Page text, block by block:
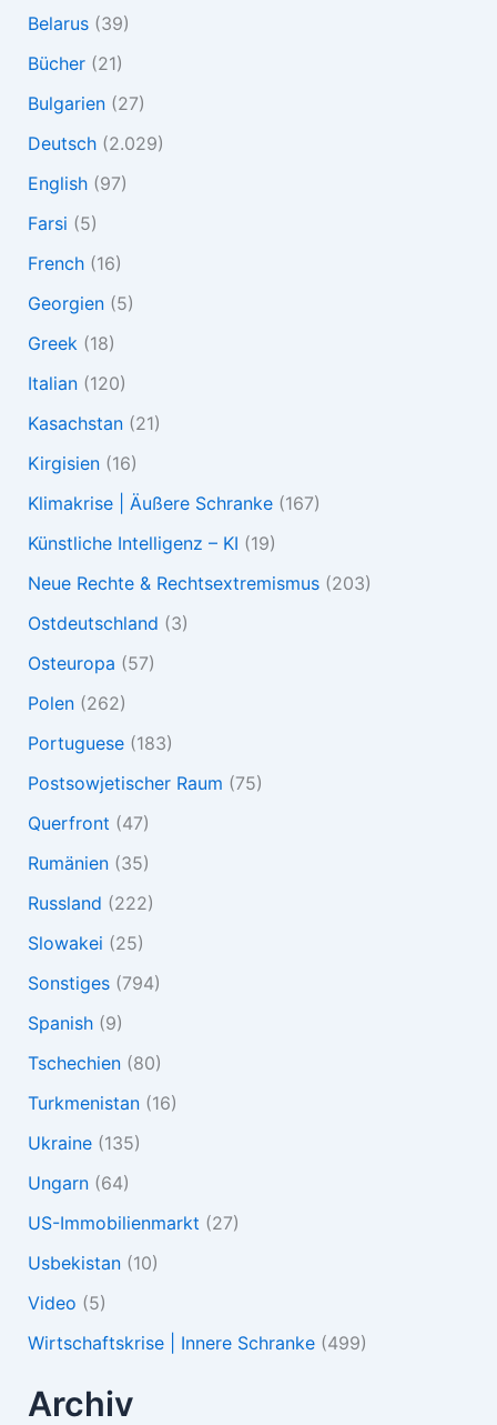
Belarus(39)
Bücher(21)
Bulgarien(27)
Deutsch(2.029)
English(97)
Farsi (5)
French(16)
Georgien(5)
Greek (18)
Italian(120)
Kasachstan(21)
Kirgisien(16)
Klimakrise | Äußere Schranke(167)
Künstliche Intelligenz – KI (19)
Neue Rechte & Rechtsextremismus(203)
Ostdeutschland (3)
Osteuropa (57)
Polen(262)
Portuguese(183)
Postsowjetischer Raum (75)
Querfront (47)
Rumänien(35)
Russland (222)
Slowakei (25)
Sonstiges(794)
Spanish(9)
Tschechien(80)
Turkmenistan(16)
Ukraine(135)
Ungarn(64)
US-Immobilienmarkt (27)
Usbekistan(10)
Video (5)
Wirtschaftskrise | Innere Schranke(499)
Archiv